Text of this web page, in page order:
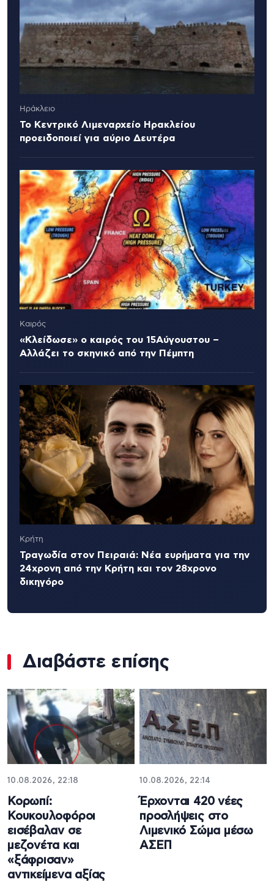
Ηράκλειο
Το Κεντρικό Λιμεναρχείο Ηρακλείου
προειδοποιεί για αύριο Δευτέρα
Καιρός
«Κλείδωσε» ο καιρός του 15Αύγουστου –
Αλλάζει το σκηνικό από την Πέμπτη
Κρήτη
Τραγωδία στον Πειραιά: Νέα ευρήματα για την
24χρονη από την Κρήτη και τον 28χρονο
δικηγόρο
Διαβάστε επίσης
10.08.2026, 22:18
Κορωπί:
Κουκουλοφόροι
εισέβαλαν σε
μεζονέτα και
«ξάφρισαν»
αντικείμενα αξίας
10.08.2026, 22:14
Έρχονται 420 νέες
προσλήψεις στο
Λιμενικό Σώμα μέσω
ΑΣΕΠ